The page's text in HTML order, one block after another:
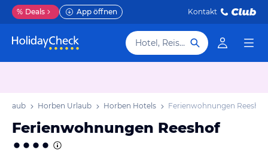
% Deals App öffnen Kontakt
Hotel, Reiseziel
Horben Urlaub Horben Hotels Ferienwohnungen Reeshof
Ferienwohnungen Reeshof